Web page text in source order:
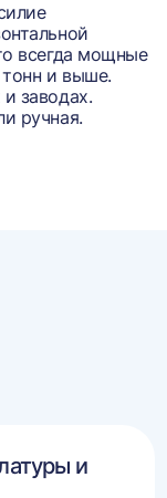
всегда мощные
и выше.
заводах.
ручная.
и